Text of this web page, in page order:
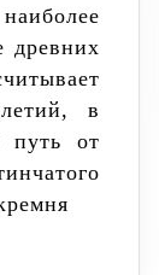
самое
древнее
оружие
славян
древних
в
путь от